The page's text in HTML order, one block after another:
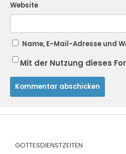
Website
Name, E-Mail-Adresse und
Mit der Nutzung dieses
GOTTESDIENSTZEITEN